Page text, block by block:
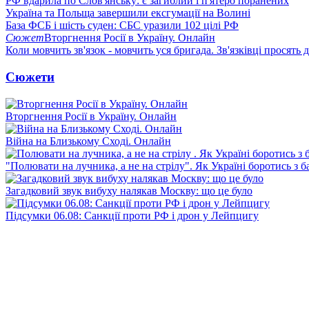
Україна та Польща завершили ексгумації на Волині
База ФСБ і шість суден: СБС уразили 102 цілі РФ
СюжетВторгнення Росії в Україну. Онлайн
Коли мовчить зв'язок - мовчить уся бригада. Зв'язківці просять
Сюжети
Вторгнення Росії в Україну. Онлайн
Війна на Близькому Сході. Онлайн
"Полювати на лучника, а не на стрілу". Як Україні боротись з
Загадковий звук вибуху налякав Москву: що це було
Підсумки 06.08: Санкції проти РФ і дрон у Лейпцигу